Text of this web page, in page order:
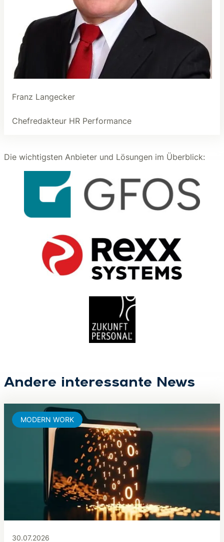
Franz Langecker
Chefredakteur HR Performance
Die wichtigsten Anbieter und Lösungen im Überblick:
Andere interessante News
30.07.2026
MODERN WORK